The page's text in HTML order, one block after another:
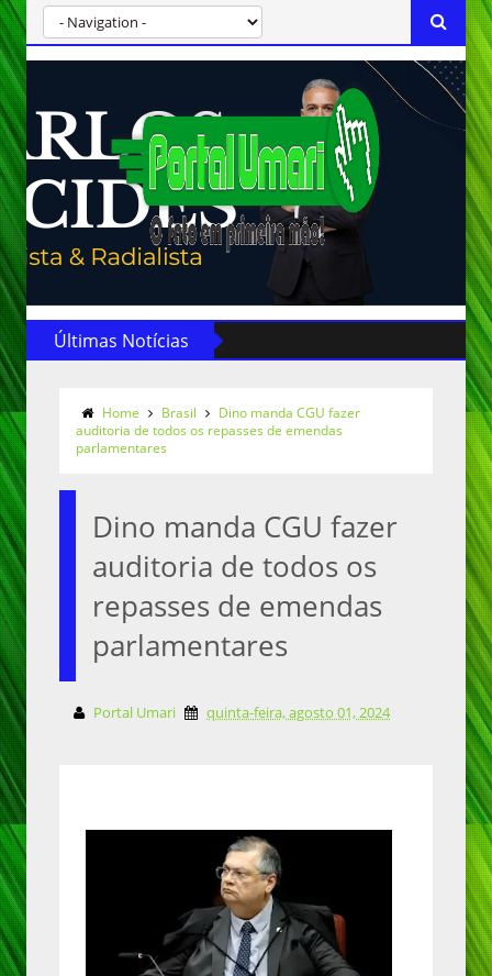
Últimas Notícias
Home Brasil
Dino manda CGU fazer
auditoria de todos os repasses de emendas
parlamentares
Dino manda CGU fazer
auditoria de todos os
repasses de emendas
parlamentares
Portal Umari quinta-feira, agosto 01, 2024